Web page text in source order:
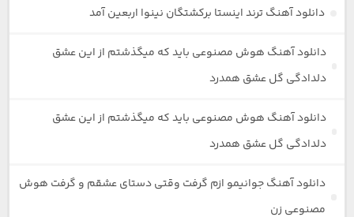
دانلود آهنگ ترند اینستا برکشتگان نینوا اربعین آمد
دانلود آهنگ هوش مصنوعی باید که میگذشتم از این عشق
دلدادگی گل عشق همدرد
دانلود آهنگ هوش مصنوعی باید که میگذشتم از این عشق
دلدادگی گل عشق همدرد
دانلود آهنگ جوانیمو ازم گرفت وقتی دستای عشقم و گرفت هوش
مصنوعی زن